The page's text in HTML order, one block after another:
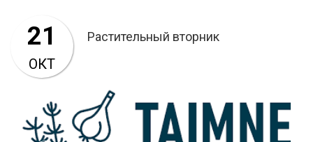
Растительный вторник
21
ОКТ